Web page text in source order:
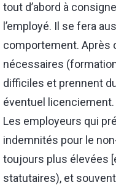
tout d’abord à
l’employé. Il se fera
comportement. Après
nécessaires
difficiles et prennent
éventuel licenciement.
Les employeurs qui
indemnités pour le
toujours plus élevées
statutaires), et